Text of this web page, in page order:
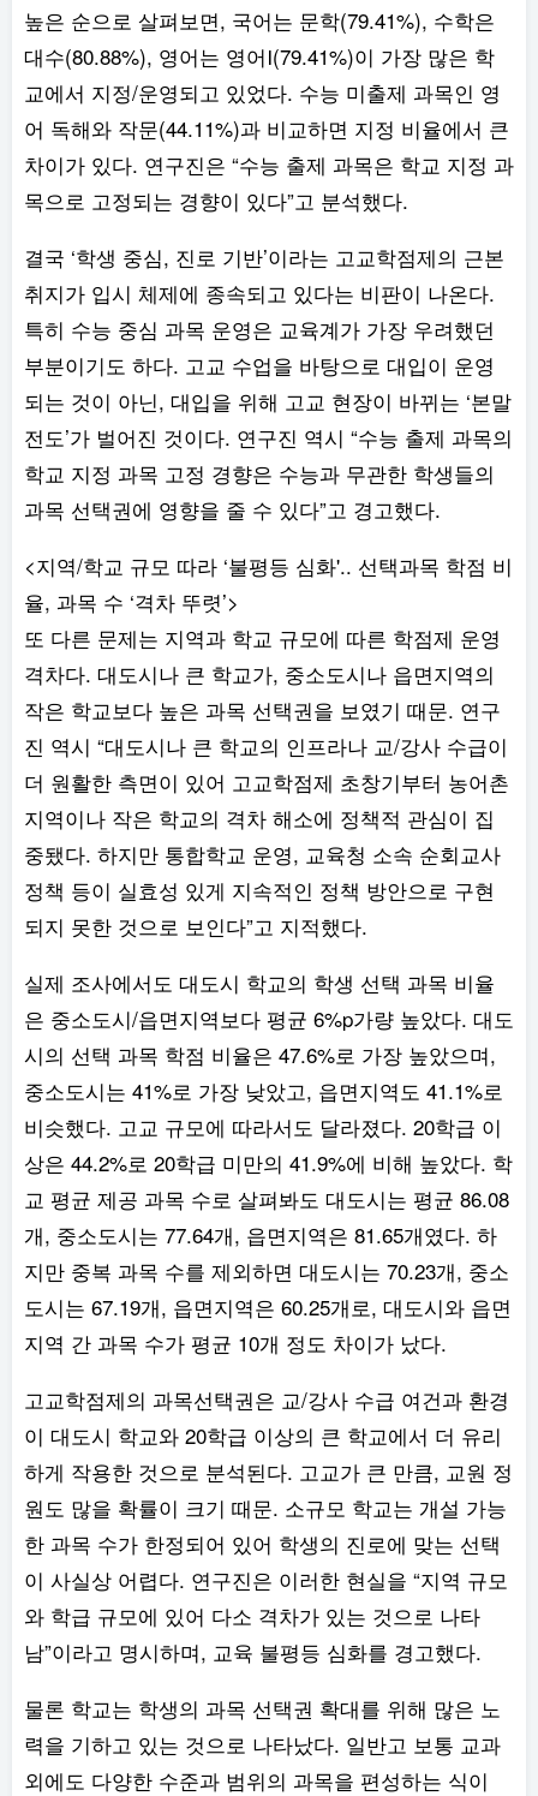
높은 순으로 살펴보면, 국어는 문학(79.41%), 수학은
대수(80.88%), 영어는 영어Ⅰ(79.41%)이 가장 많은 학
교에서 지정/운영되고 있었다. 수능 미출제 과목인 영
어 독해와 작문(44.11%)과 비교하면 지정 비율에서 큰
차이가 있다. 연구진은 “수능 출제 과목은 학교 지정 과
목으로 고정되는 경향이 있다”고 분석했다.
결국 ‘학생 중심, 진로 기반’이라는 고교학점제의 근본
취지가 입시 체제에 종속되고 있다는 비판이 나온다.
특히 수능 중심 과목 운영은 교육계가 가장 우려했던
부분이기도 하다. 고교 수업을 바탕으로 대입이 운영
되는 것이 아닌, 대입을 위해 고교 현장이 바뀌는 ‘본말
전도’가 벌어진 것이다. 연구진 역시 “수능 출제 과목의
학교 지정 과목 고정 경향은 수능과 무관한 학생들의
과목 선택권에 영향을 줄 수 있다”고 경고했다.
<지역/학교 규모 따라 ‘불평등 심화'.. 선택과목 학점 비
율, 과목 수 ‘격차 뚜렷’>
또 다른 문제는 지역과 학교 규모에 따른 학점제 운영
격차다. 대도시나 큰 학교가, 중소도시나 읍면지역의
작은 학교보다 높은 과목 선택권을 보였기 때문. 연구
진 역시 “대도시나 큰 학교의 인프라나 교/강사 수급이
더 원활한 측면이 있어 고교학점제 초창기부터 농어촌
지역이나 작은 학교의 격차 해소에 정책적 관심이 집
중됐다. 하지만 통합학교 운영, 교육청 소속 순회교사
정책 등이 실효성 있게 지속적인 정책 방안으로 구현
되지 못한 것으로 보인다”고 지적했다.
실제 조사에서도 대도시 학교의 학생 선택 과목 비율
은 중소도시/읍면지역보다 평균 6%p가량 높았다. 대도
시의 선택 과목 학점 비율은 47.6%로 가장 높았으며,
중소도시는 41%로 가장 낮았고, 읍면지역도 41.1%로
비슷했다. 고교 규모에 따라서도 달라졌다. 20학급 이
상은 44.2%로 20학급 미만의 41.9%에 비해 높았다. 학
교 평균 제공 과목 수로 살펴봐도 대도시는 평균 86.08
개, 중소도시는 77.64개, 읍면지역은 81.65개였다. 하
지만 중복 과목 수를 제외하면 대도시는 70.23개, 중소
도시는 67.19개, 읍면지역은 60.25개로, 대도시와 읍면
지역 간 과목 수가 평균 10개 정도 차이가 났다.
고교학점제의 과목선택권은 교/강사 수급 여건과 환경
이 대도시 학교와 20학급 이상의 큰 학교에서 더 유리
하게 작용한 것으로 분석된다. 고교가 큰 만큼, 교원 정
원도 많을 확률이 크기 때문. 소규모 학교는 개설 가능
한 과목 수가 한정되어 있어 학생의 진로에 맞는 선택
이 사실상 어렵다. 연구진은 이러한 현실을 “지역 규모
와 학급 규모에 있어 다소 격차가 있는 것으로 나타
남”이라고 명시하며, 교육 불평등 심화를 경고했다.
물론 학교는 학생의 과목 선택권 확대를 위해 많은 노
력을 기하고 있는 것으로 나타났다. 일반고 보통 교과
외에도 다양한 수준과 범위의 과목을 편성하는 식이